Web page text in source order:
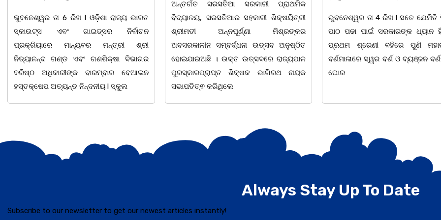
ବିଦ୍ୟାଳୟ, ସରସତିଆର ସହକାରୀ ଶିକ୍ଷୟିତ୍ରୀ
ଶ୍ରୀମତୀ ଅନ୍ନପୂର୍ଣ୍ଣା ମିଶ୍ରଙ୍କର
ଅବସରକାଳୀନ ସମ୍ବର୍ଦ୍ଧନା ଉତ୍ସବ ଅନୁଷ୍ଠିତ
ହୋଇଯାଇଅଛି । ଉକ୍ତ ଉତ୍ସବରେ ରାଜ୍ୟପାଳ
ପୁରସ୍କାରପ୍ରାପ୍ତ ଶିକ୍ଷକ ଭାଗିରଥ ନାୟକ
ସଭାପତିତ୍ଵ କରିଥିଲେ
ଭୁବନେଶ୍ୱର ତା 4 ରିଖ l ସତେ ଯେମିତି ପିଲାଙ୍କ
ପାଠ ପଢା ପାଇଁ ସରକାରଙ୍କ ଧ୍ୟାନ ହିଁ ନାହିଁ l
ପ୍ରଥମ ଶ୍ରେଣୀ ବହିରେ ପୁଣି ମହାତ୍ରୁଟି l
ବର୍ଣମାଳାରେ ସ୍ୱର ବର୍ଣ ଓ ବ୍ୟଞ୍ଜନ ବର୍ଣକୁ ନେଇ
ଘୋର
ଅଧିକାରୀ ମାନେ ଏବେ ଦାୟିତ୍ଵବାନ
ବିଭିନ୍ନ ଘଟଣାର ତତକ୍ଷଣାତ୍ ଅଭିଯୋଗ
ମାତ୍ରେ ତଦନ୍ତ ଆରମ୍ଭ କରୁଛି ପୁଲିସ ।
ଉଦାହରଣ ଦେଖିବାକୁ ମିଳିଛି ଧଉଳି
୦୪.୦୮.୨୦୨୬
Always Stay Up To Date
Subscribe to our newsletter to get our newest articles instantly!